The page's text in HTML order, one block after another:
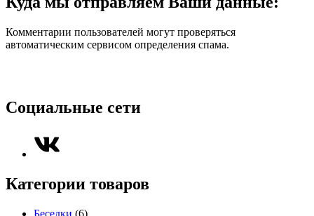
Комментарии пользователей могут проверяться
автоматическим сервисом определения спама.
Социальные сети
Категории товаров
Беседки (6)